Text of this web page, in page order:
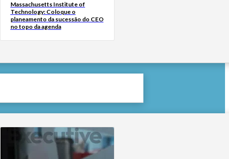
Massachusetts Institute of
Technology: Coloque o
planeamento da sucessão do CEO
no topo da agenda